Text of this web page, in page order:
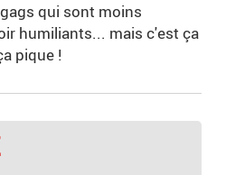
qui sont moins
humiliants... mais c'est ça
pique !